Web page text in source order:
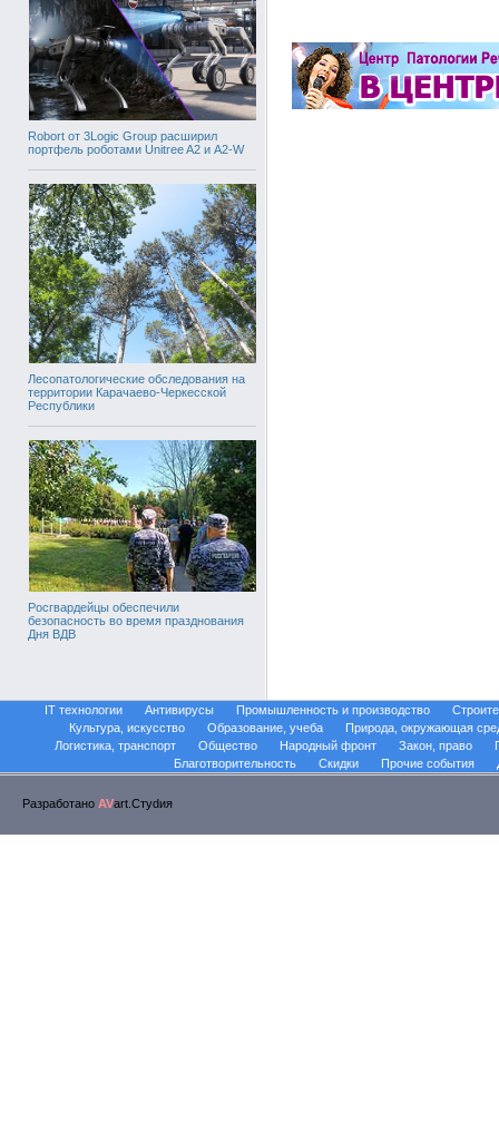
Robort от 3Logic Group расширил
портфель роботами Unitree A2 и A2-W
Лесопатологические обследования на
территории Карачаево-Черкесской
Республики
Росгвардейцы обеспечили
безопасность во время празднования
Дня ВДВ
IT технологии Антивирусы Промышленность и производство
Культура, искусство
Образование, учеба
Природа, окружающая
Логистика, транспорт
Общество Народный фронт Закон, право
Благотворительность
Скидки Прочие события
Разработано AVart.Стуdия